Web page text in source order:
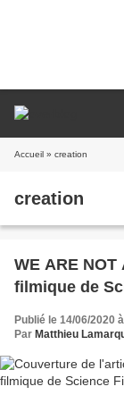
Accueil » creation
creation
WE ARE
filmique de
Publié le 14/06/2020
Par Matthieu